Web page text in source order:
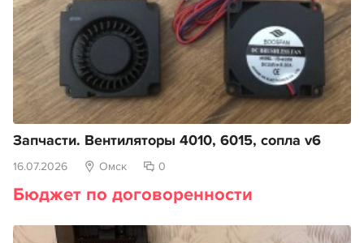
Запчасти. Вентиляторы 4010, 6015, сопла v6
16.07.2026 Омск 0
Бюджет по договоренности